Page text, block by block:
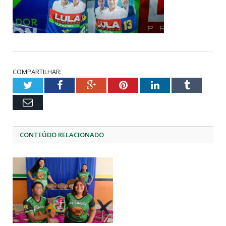
COMPARTILHAR:
TwitterFacebookGoogle+PinterestLinkedInTumblr
Email
CONTEÚDO RELACIONADO